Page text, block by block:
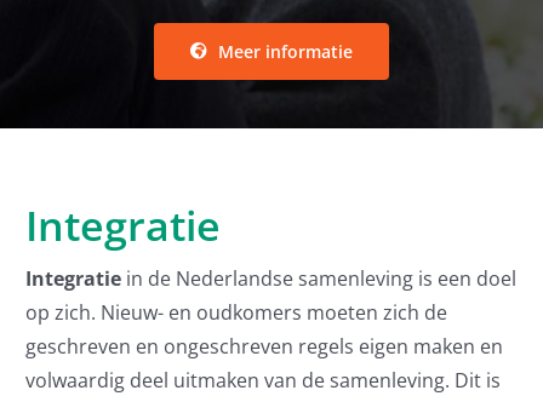
Meer informatie
Integratie
Integratie in de Nederlandse samenleving is een doel
op zich. Nieuw- en oudkomers moeten zich de
geschreven en ongeschreven regels eigen maken en
volwaardig deel uitmaken van de samenleving. Dit is